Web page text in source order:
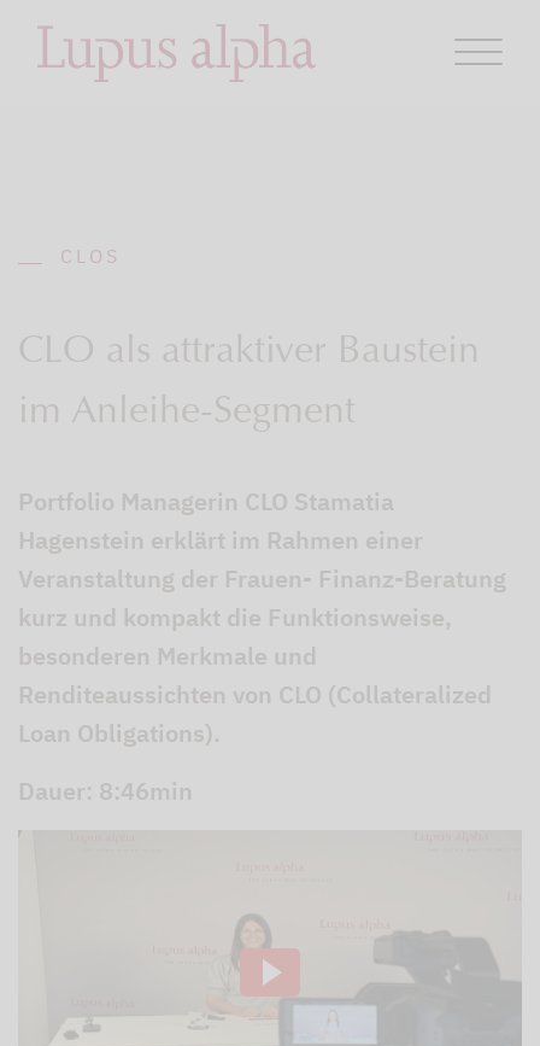
CLOS
CLO als attraktiver Baustein
im Anleihe-Segment
Portfolio Managerin CLO Stamatia
Hagenstein erklärt im Rahmen einer
Veranstaltung der Frauen- Finanz-Beratung
kurz und kompakt die Funktionsweise,
besonderen Merkmale und
Renditeaussichten von CLO (Collateralized
Loan Obligations).
Dauer: 8:46min